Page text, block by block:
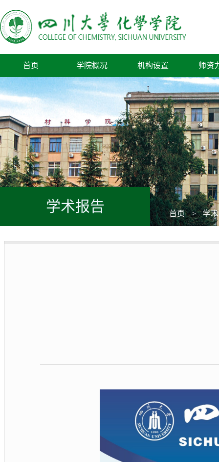
首页 学院概况 机构设置 师资
学术报告 首页 > 学